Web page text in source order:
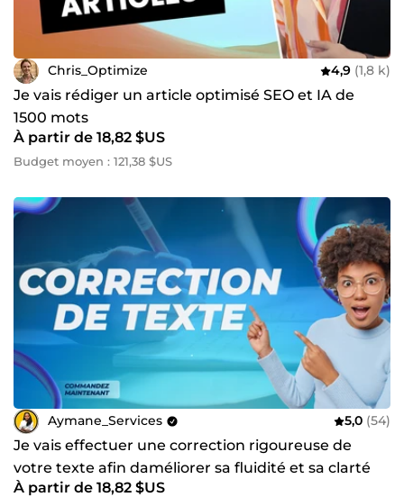
Chris_Optimize 4,9 (1,8 k)
Je vais rédiger un article optimisé SEO et IA de
1500 mots
À partir de 18,82 $US
Budget moyen : 121,38 $US
Aymane_Services 5,0 (54)
Je vais effectuer une correction rigoureuse de
votre texte afin daméliorer sa fluidité et sa clarté
À partir de 18,82 $US